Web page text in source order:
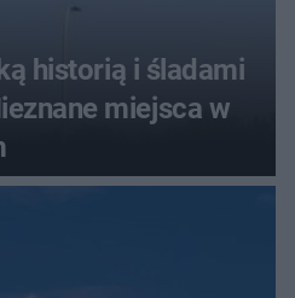
historią i śladami
miejsca w